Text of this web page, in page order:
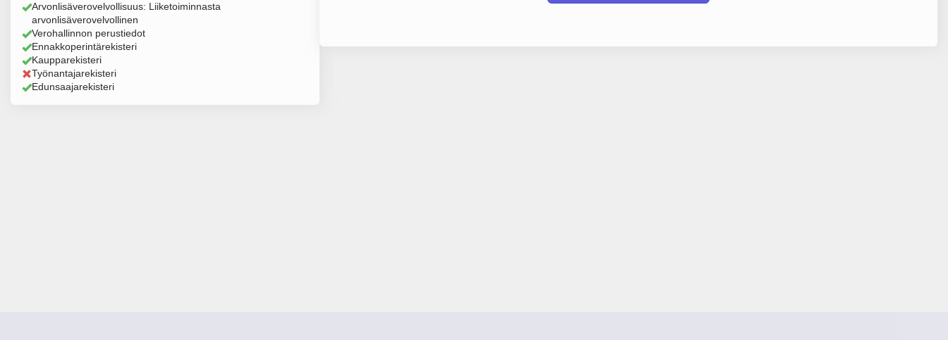
Arvonlisäverovelvollisuus: Liiketoiminnasta
arvonlisäverovelvollinen
Verohallinnon perustiedot
Ennakkoperintärekisteri
Kaupparekisteri
Työnantajarekisteri
Edunsaajarekisteri